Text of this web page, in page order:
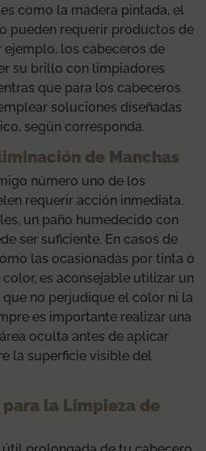
como la madera pintada, el
pueden requerir productos de
ejemplo, los cabeceros de
su brillo con limpiadores
que para los cabeceros
soluciones diseñadas
según corresponda.
de Manchas
número uno de los
requerir acción inmediata.
un paño humedecido con
ser suficiente. En casos de
las ocasionadas por tinta o
es aconsejable utilizar un
que no perjudique el color ni la
es importante realizar una
oculta antes de aplicar
la superficie visible del
la Limpieza de